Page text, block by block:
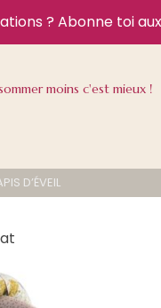
? Abonne toi
moins c'est mieux !
D’ÉVEIL